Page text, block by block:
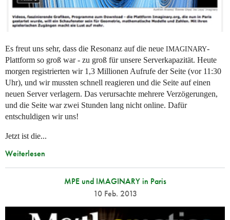
Es freut uns sehr, dass die Resonanz auf die neue IMAGINARY-
Plattform so groß war - zu groß für unsere Serverkapazität. Heute
morgen registrierten wir 1,3 Millionen Aufrufe der Seite (vor 11:30
Uhr), und wir mussten schnell reagieren und die Seite auf einen
neuen Server verlagern. Das verursachte mehrere Verzögerungen,
und die Seite war zwei Stunden lang nicht online. Dafür
entschuldigen wir uns!
Jetzt ist die...
Weiterlesen
MPE und IMAGINARY in Paris
10 Feb. 2013